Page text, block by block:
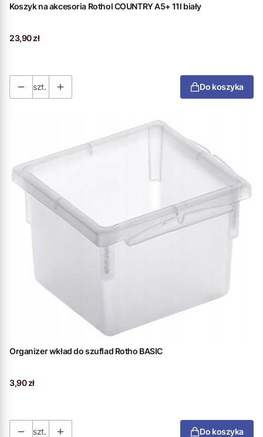
Koszyk na akcesoria Rothol COUNTRY A5+ 11l biały
Cena
23,90 zł
szt. Do koszyka
Organizer wkład do szuflad Rotho BASIC
Cena
3,90 zł
szt. Do koszyka